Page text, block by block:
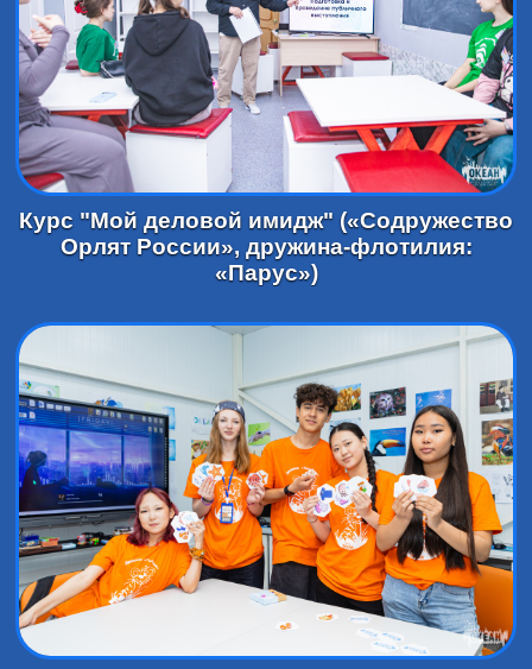
Курс "Мой деловой имидж" («Содружество
Орлят России», дружина-флотилия:
«Парус»)